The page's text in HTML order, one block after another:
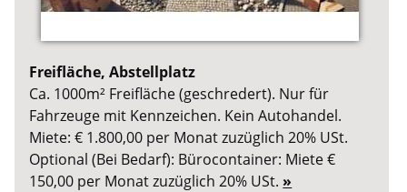
Freifläche, Abstellplatz
Ca. 1000m² Freifläche (geschredert). Nur für
Fahrzeuge mit Kennzeichen. Kein Autohandel.
Miete: € 1.800,00 per Monat zuzüglich 20% USt.
Optional (Bei Bedarf): Bürocontainer: Miete €
150,00 per Monat zuzüglich 20% USt. »